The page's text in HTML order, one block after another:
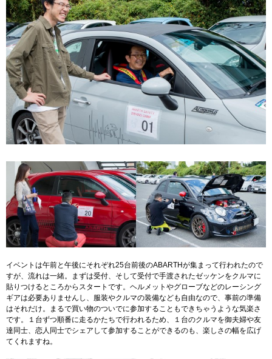
イベントは午前と午後にそれぞれ25台前後のABARTHが集まって行われたので
すが、流れは一緒。まずは受付、そして受付で手渡されたゼッケンをクルマに
貼りつけるところからスタートです。ヘルメットやグローブなどのレーシング
ギアは必要ありませんし、服装やクルマの装備なども自由なので、事前の準備
はそれだけ。まるで買い物のついでに参加することもできちゃうような気楽さ
です。１台ずつ順番に走るかたちで行われるため、１台のクルマを御夫婦や友
達同士、恋人同士でシェアして参加することができるのも、楽しさの幅を広げ
てくれますね。